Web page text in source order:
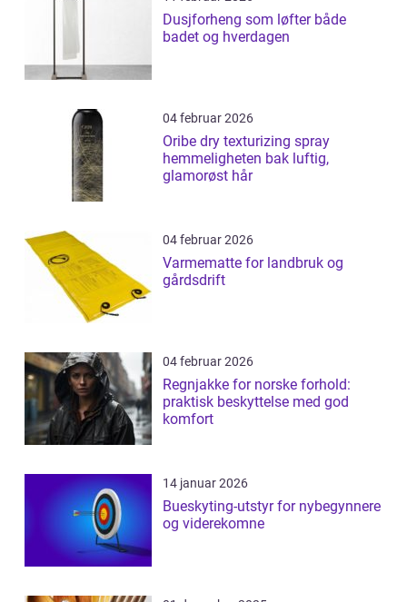
Dusjforheng som løfter både
badet og hverdagen
04 februar 2026
Oribe dry texturizing spray
hemmeligheten bak luftig,
glamorøst hår
04 februar 2026
Varmematte for landbruk og
gårdsdrift
04 februar 2026
Regnjakke for norske forhold:
praktisk beskyttelse med god
komfort
14 januar 2026
Bueskyting-utstyr for nybegynnere
og viderekomne